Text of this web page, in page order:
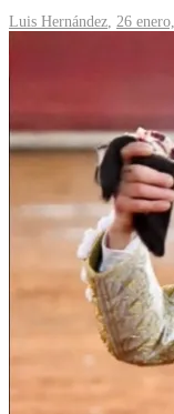
Luis Hernández, 26